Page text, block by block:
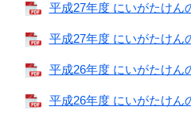
平成27年度 にいがたけん
平成27年度 にいがたけん
平成26年度 にいがたけん
平成26年度 にいがたけん